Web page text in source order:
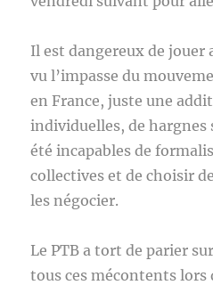
Il est dangereux de jouer
vu l’impasse du
en France, juste une
individuelles, de hargnes
été incapables de
collectives et de choisir
les négocier.
Le PTB a tort de parier
tous ces mécontents lors